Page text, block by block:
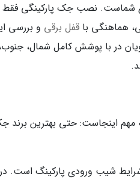
شماست. نصب جک پارکینگی
هماهنگی با قفل برقی و بررسی
تیم کاویان در با پوشش کامل شمال،
مهم اینجاست: حتی بهترین برند
شیب ورودی پارکینگ است. در